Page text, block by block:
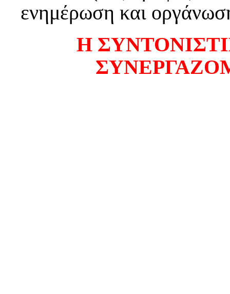
ενημέρωση και
Η